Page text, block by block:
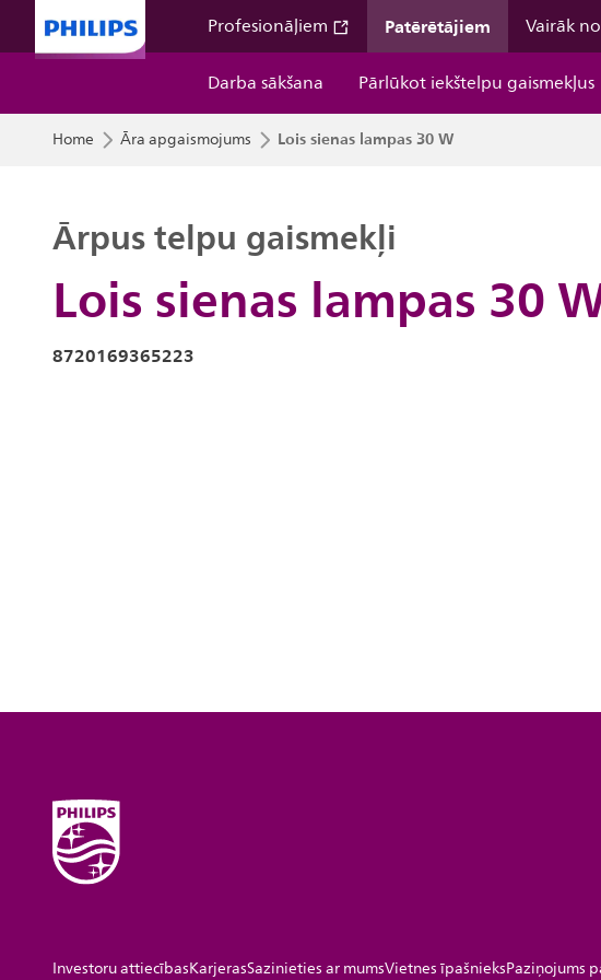
Profesionāļiem Patērētājiem Vairāk
Darba sākšana
Pārlūkot iekštelpu gaismekļus
Home Āra apgaismojums Lois sienas lampas 30 W
Lois sienas lampas 30
Ārpus telpu gaismekļi
8720169365223
Investoru attiecībasKarjerasSazinieties ar mumsVietnes īpašnieksPaziņojums